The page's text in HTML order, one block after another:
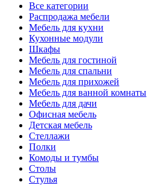
Все категории
Распродажа мебели
Мебель для кухни
Кухонные модули
Шкафы
Мебель для гостиной
Мебель для спальни
Мебель для прихожей
Мебель для ванной комнаты
Мебель для дачи
Офисная мебель
Детская мебель
Стеллажи
Полки
Комоды и тумбы
Столы
Стулья